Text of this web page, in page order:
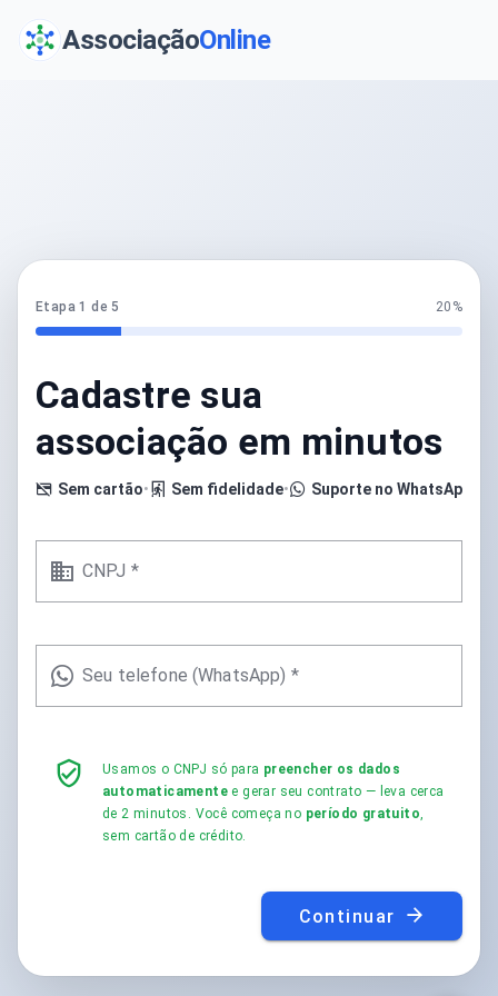
AssociaçãoOnline
Etapa 1 de 5 20%
Cadastre sua
associação em minutos
Sem cartão• Sem fidelidade• Suporte no WhatsApp
CNPJ *
Seu telefone (WhatsApp) *
Usamos o CNPJ só para preencher os dados
automaticamente e gerar seu contrato — leva cerca
de 2 minutos. Você começa no período gratuito,
sem cartão de crédito.
Continuar